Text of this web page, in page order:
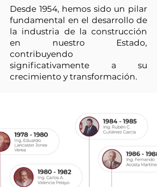
Desde 1954, hemos sido un pilar
fundamental en el desarrollo de
la industria de la construcción
en nuestro Estado,
contribuyendo
significativamente a su
crecimiento y transformación.